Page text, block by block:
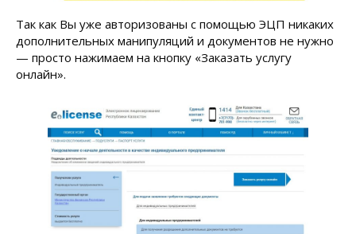
Так как Вы уже авторизованы с помощью ЭЦП никаких
дополнительных манипуляций и документов не нужно
— просто нажимаем на кнопку «Заказать услугу
онлайн».